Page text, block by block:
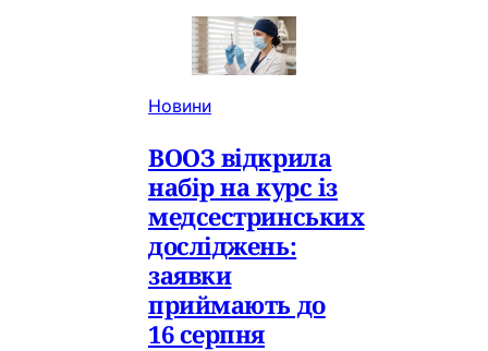
Новини
ВООЗ відкрила
набір на курс із
медсестринських
досліджень:
заявки
приймають до
16 серпня